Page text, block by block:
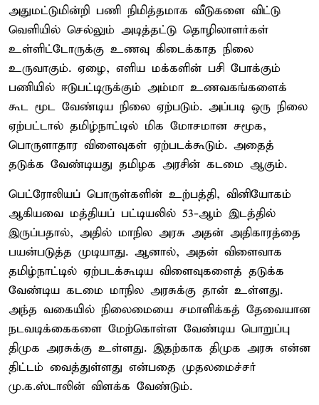
அதுமட்டுமின்றி பணி நிமித்தமாக வீடுகளை விட்டு
வெளியில் செல்லும் அடித்தட்டு தொழிலாளர்கள்
உள்ளிட்டோருக்கு உணவு கிடைக்காத நிலை
உருவாகும். ஏழை, எளிய மக்களின் பசி போக்கும்
பணியில் ஈடுபட்டிருக்கும் அம்மா உணவகங்களைக்
கூட மூட வேண்டிய நிலை ஏற்படும். அப்படி ஒரு நிலை
ஏற்பட்டால் தமிழ்நாட்டில் மிக மோசமான சமூக,
பொருளாதார விளைவுகள் ஏற்படக்கூடும். அதைத்
தடுக்க வேண்டியது தமிழக அரசின் கடமை ஆகும்.
பெட்ரோலியப் பொருள்களின் உற்பத்தி, வினியோகம்
ஆகியவை மத்தியப் பட்டியலில் 53-ஆம் இடத்தில்
இருப்பதால், அதில் மாநில அரசு அதன் அதிகாரத்தை
பயன்படுத்த முடியாது. ஆனால், அதன் விளைவாக
தமிழ்நாட்டில் ஏற்படக்கூடிய விளைவுகளைத் தடுக்க
வேண்டிய கடமை மாநில அரசுக்கு தான் உள்ளது.
அந்த வகையில் நிலைமையை சமாளிக்கத் தேவையான
நடவடிக்கைகளை மேற்கொள்ள வேண்டிய பொறுப்பு
திமுக அரசுக்கு உள்ளது. இதற்காக திமுக அரசு என்ன
திட்டம் வைத்துள்ளது என்பதை முதலமைச்சர்
மு.க.ஸ்டாலின் விளக்க வேண்டும்.